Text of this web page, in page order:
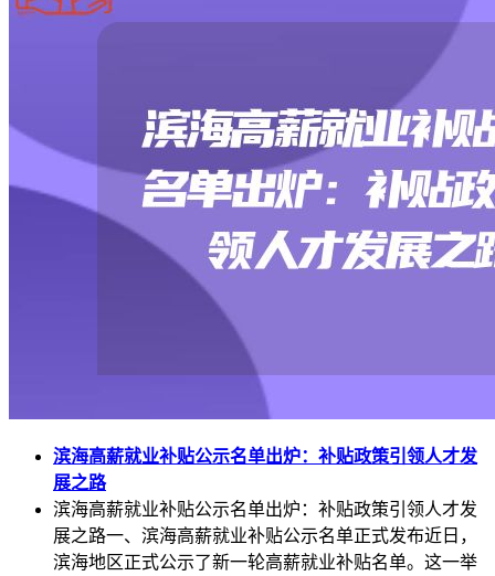
滨海高薪就业补贴公示名单出炉：补贴政策引领人才发
展之路
滨海高薪就业补贴公示名单出炉：补贴政策引领人才发
展之路一、滨海高薪就业补贴公示名单正式发布近日，
滨海地区正式公示了新一轮高薪就业补贴名单。这一举